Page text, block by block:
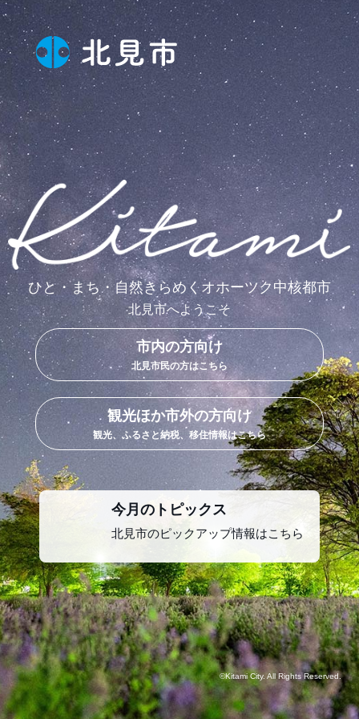
ひと・まち・自然きらめくオホーツク中核都市
北見市へようこそ
市内の方向け
北見市民の方はこちら
観光ほか市外の方向け
観光、ふるさと納税、移住情報はこちら
今月のトピックス
北見市のピックアップ情報はこちら
©Kitami City. All Rights Reserved.